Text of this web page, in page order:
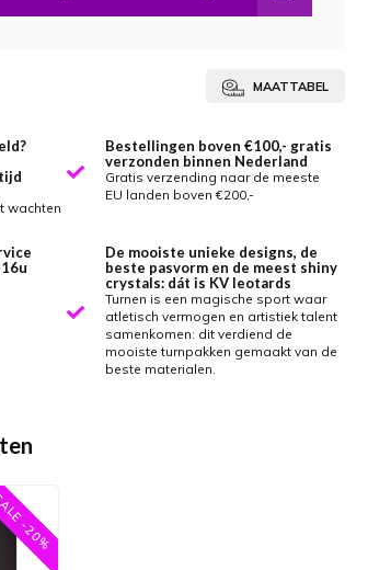
MAATTABEL
wachten
Bestellingen boven €100,- gratis
verzonden binnen Nederland
Gratis verzending naar de meeste
EU landen boven €200,-
De mooiste unieke designs, de
beste pasvorm en de meest shiny
crystals: dát is KV leotards
Turnen is een magische sport waar
atletisch vermogen en artistiek talent
samenkomen: dit verdiend de
mooiste turnpakken gemaakt van de
beste materialen.
-20%